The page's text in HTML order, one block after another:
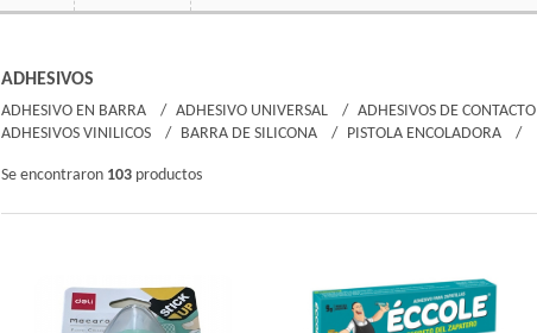
ADHESIVOS
ADHESIVO EN BARRA ADHESIVO UNIVERSAL ADHESIVOS DE CONTACTO
ADHESIVOS VINILICOS
BARRA DE SILICONA PISTOLA ENCOLADORA
Se encontraron 103 productos